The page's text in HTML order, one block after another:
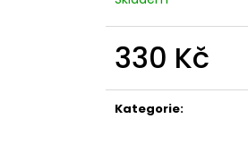
330 Kč
cena:
Kategorie: